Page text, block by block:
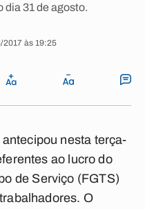
dia 31 de agosto.
2017 às 19:25
nesta terça-
ao lucro do
de Serviço (FGTS)
O